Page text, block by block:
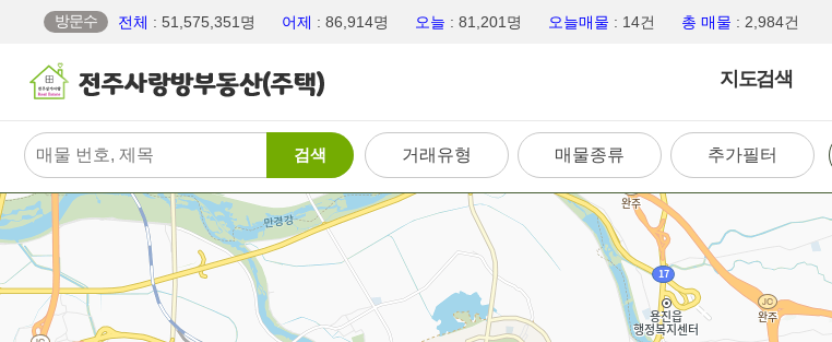
방문수 전체 : 51,575,351명 어제 : 86,914명 오늘 : 81,201명 오늘매물 : 14건 총 매물 : 2,984건
지도검색
검색 거래유형 매물종류 추가필터